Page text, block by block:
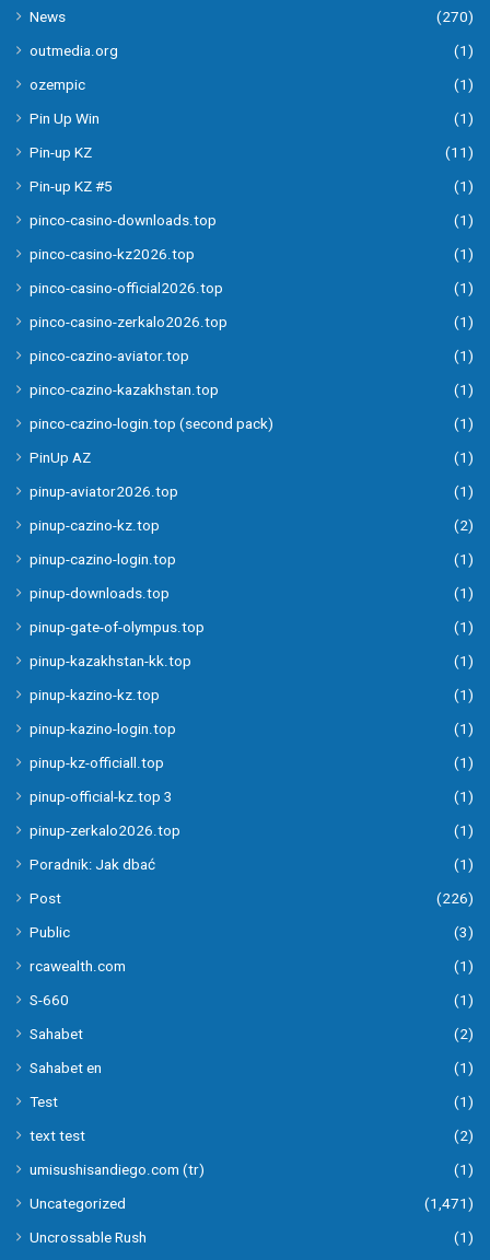
News
(270)
outmedia.org
(1)
ozempic
(1)
Pin Up Win
(1)
Pin-up KZ
(11)
Pin-up KZ #5
(1)
pinco-casino-downloads.top
(1)
pinco-casino-kz2026.top
(1)
pinco-casino-official2026.top
(1)
pinco-casino-zerkalo2026.top
(1)
pinco-cazino-aviator.top
(1)
pinco-cazino-kazakhstan.top
(1)
pinco-cazino-login.top (second pack)
(1)
PinUp AZ
(1)
pinup-aviator2026.top
(1)
pinup-cazino-kz.top
(2)
pinup-cazino-login.top
(1)
pinup-downloads.top
(1)
pinup-gate-of-olympus.top
(1)
pinup-kazakhstan-kk.top
(1)
pinup-kazino-kz.top
(1)
pinup-kazino-login.top
(1)
pinup-kz-officiall.top
(1)
pinup-official-kz.top 3
(1)
pinup-zerkalo2026.top
(1)
Poradnik: Jak dbać
(1)
Post
(226)
Public
(3)
rcawealth.com
(1)
S-660
(1)
Sahabet
(2)
Sahabet en
(1)
Test
(1)
text test
(2)
umisushisandiego.com (tr)
(1)
Uncategorized
(1,471)
Uncrossable Rush
(1)